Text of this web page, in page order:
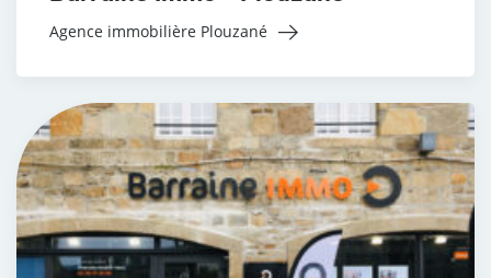
Agence immobilière Plouzané